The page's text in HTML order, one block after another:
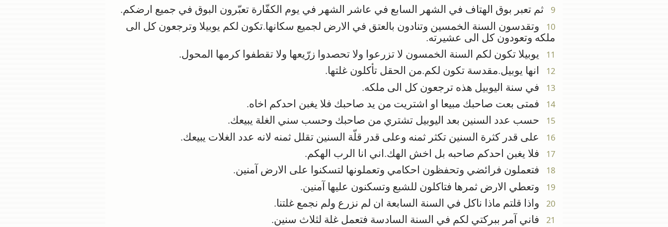
9 ثم تعبر بوق الهتاف في الشهر السابع في عاشر الشهر في يوم الكفّارة تعبّرون البوق في جميع ارضكم.
10
وتقدسون السنة الخمسين وتنادون بالعتق في الارض لجميع سكانها.تكون لكم يوبيلا وترجعون كل الى
ملكه وتعودون كل الى عشيرته.
11 يوبيلا تكون لكم السنة الخمسون لا تزرعوا ولا تحصدوا زرّيعها ولا تقطفوا كرمها المحول.
12 انها يوبيل.مقدسة تكون لكم.من الحقل تأكلون غلتها.
13 في سنة اليوبيل هذه ترجعون كل الى ملكه.
14 فمتى بعت صاحبك مبيعا او اشتريت من يد صاحبك فلا يغبن احدكم اخاه.
15 حسب عدد السنين بعد اليوبيل تشتري من صاحبك وحسب سني الغلة يبيعك.
16 على قدر كثرة السنين تكثر ثمنه وعلى قدر قلّة السنين تقلل ثمنه لانه عدد الغلات يبيعك.
17 فلا يغبن احدكم صاحبه بل اخش الهك.اني انا الرب الهكم.
18 فتعملون فرائضي وتحفظون احكامي وتعملونها لتسكنوا على الارض آمنين.
19 وتعطي الارض ثمرها فتاكلون للشبع وتسكنون عليها آمنين.
20 واذا قلتم ماذا ناكل في السنة السابعة ان لم نزرع ولم نجمع غلتنا.
21 فاني آمر ببركتي لكم في السنة السادسة فتعمل غلة لثلاث سنين.